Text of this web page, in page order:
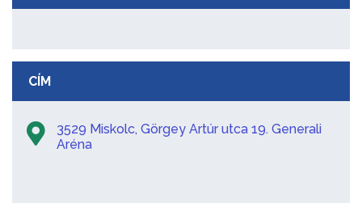
CÍM
3529 Miskolc, Görgey Artúr utca 19. Generali
Aréna